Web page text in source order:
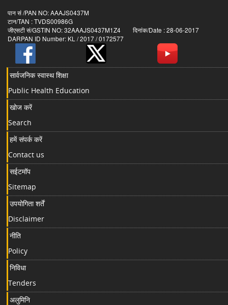
पान सं /PAN NO: AAAJS0437M
टान/TAN : TVDS00986G
जीएसटी सं/GSTIN NO: 32AAAJS0437M1Z4 दिनांक/Date : 28-06-2017
DARPAN ID Number: KL / 2017 / 0172577
सार्वजनिक स्वास्थ शिक्षा
Public Health Education
खोज करें
Search
हमें संपर्क करें
Contact us
सईटमॉप
Sitemap
उपयोगिता शर्तें
Disclaimer
नीति
Policy
निविधा
Tenders
अलुमिनि